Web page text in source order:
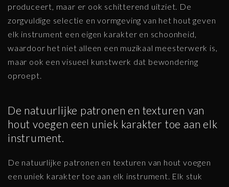
produceert, maar er ook schitterend uitziet. De
zorgvuldige selectie en vormgeving van het hout geven
elk instrument een eigen karakter en schoonheid,
waardoor het niet alleen een muzikaal meesterwerk is,
maar ook een visueel kunstwerk dat bewondering
oproept.
De natuurlijke patronen en texturen van
hout voegen een uniek karakter toe aan elk
instrument.
De natuurlijke patronen en texturen van hout voegen
een uniek karakter toe aan elk instrument. Elk stuk